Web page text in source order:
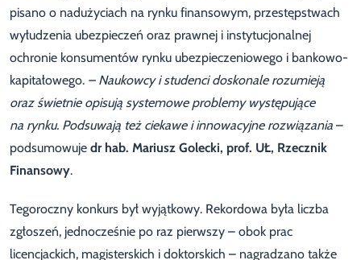
pisano o nadużyciach na rynku finansowym, przestępstwach
wyłudzenia ubezpieczeń oraz prawnej i instytucjonalnej
ochronie konsumentów rynku ubezpieczeniowego i bankowo-
kapitałowego. – Naukowcy i studenci doskonale rozumieją
oraz świetnie opisują systemowe problemy występujące
na rynku. Podsuwają też ciekawe i innowacyjne rozwiązania –
podsumowuje dr hab. Mariusz Golecki, prof. UŁ, Rzecznik
Finansowy.
Tegoroczny konkurs był wyjątkowy. Rekordowa była liczba
zgłoszeń, jednocześnie po raz pierwszy – obok prac
licencjackich, magisterskich i doktorskich – nagradzano także